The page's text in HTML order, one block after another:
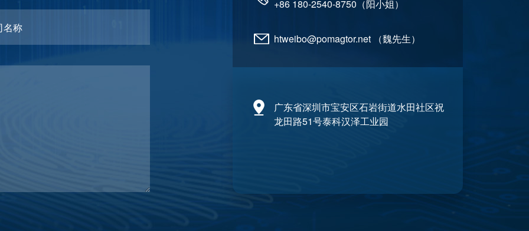
+86 180-2540-8750（阳小姐）
htweibo@pomagtor.net （魏先生）
广东省深圳市宝安区石岩街道水田社区祝
龙田路51号泰科汉泽工业园